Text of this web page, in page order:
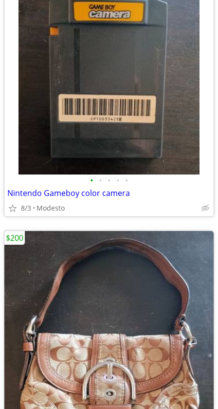
• • • • •
Nintendo Gameboy color camera
8/3 Modesto
$200